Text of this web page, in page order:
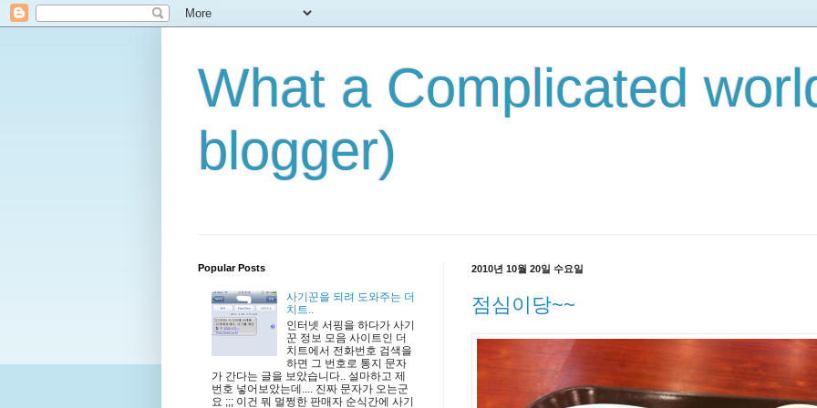
What a Complicated
blogger)
2010년 10월 20일 수요일
점심이당~~
Popular Posts
사기꾼을 되려 도와주는 더
치트..
인터넷 서핑을 하다가 사기
꾼 정보 모음 사이트인 더
치트에서 전화번호 검색을
하면 그 번호로 통지 문자
가 간다는 글을 보았습니다.. 설마하고 제
번호 넣어보았는데.... 진짜 문자가 오는군
요 ;;; 이건 뭐 멀쩡한 판매자 순식간에 사기